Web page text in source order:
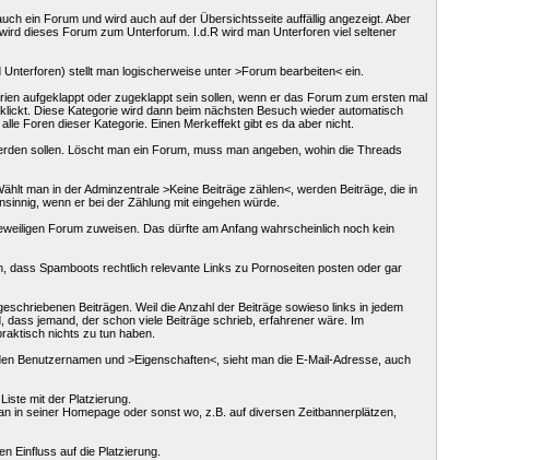
ein Forum und wird auch auf der Übersichtsseite auffällig angezeigt. Aber
dieses Forum zum Unterforum. I.d.R wird man Unterforen viel seltener
stellt man logischerweise unter >Forum bearbeiten< ein.
aufgeklappt oder zugeklappt sein sollen, wenn er das Forum zum ersten mal
Diese Kategorie wird dann beim nächsten Besuch wieder automatisch
Foren dieser Kategorie. Einen Merkeffekt gibt es da aber nicht.
sollen. Löscht man ein Forum, muss man angeben, wohin die Threads
man in der Adminzentrale >Keine Beiträge zählen<, werden Beiträge, die in
wenn er bei der Zählung mit eingehen würde.
Forum zuweisen. Das dürfte am Anfang wahrscheinlich noch kein
Spamboots rechtlich relevante Links zu Pornoseiten posten oder gar
Beiträgen. Weil die Anzahl der Beiträge sowieso links in jedem
jemand, der schon viele Beiträge schrieb, erfahrener wäre. Im
nichts zu tun haben.
Benutzernamen und >Eigenschaften<, sieht man die E-Mail-Adresse, auch
mit der Platzierung.
in seiner Homepage oder sonst wo, z.B. auf diversen Zeitbannerplätzen,
Einfluss auf die Platzierung.